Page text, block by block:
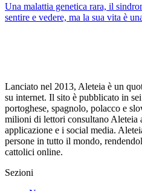
Una malattia genetica rara, il
sentire e vedere, ma la sua vita è
Lanciato nel 2013, Aleteia è un
su internet. Il sito è pubblicato in
portoghese, spagnolo, polacco e
milioni di lettori consultano Aleteia
applicazione e i social media.
persone in tutto il mondo,
cattolici online.
Sezioni